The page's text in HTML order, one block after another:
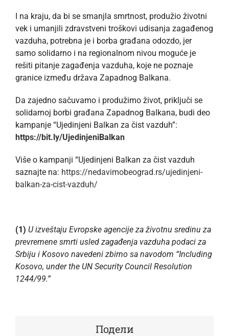
I na kraju, da bi se smanjla smrtnost, produžio životni
vek i umanjili zdravstveni troškovi udisanja zagađenog
vazduha, potrebna je i borba građana odozdo, jer
samo solidarno i na regionalnom nivou moguće je
rešiti pitanje zagađenja vazduha, koje ne poznaje
granice između država Zapadnog Balkana.
Da zajedno sačuvamo i produžimo život, priključi se
solidarnoj borbi građana Zapadnog Balkana, budi deo
kampanje “Ujedinjeni Balkan za čist vazduh”:
https://bit.ly/UjedinjeniBalkan
Više o kampanji “Ujedinjeni Balkan za čist vazduh
saznajte na: https://nedavimobeograd.rs/ujedinjeni-
balkan-za-cist-vazduh/
(1) U izveštaju Evropske agencije za životnu sredinu za
prevremene smrti usled zagađenja vazduha podaci za
Srbiju i Kosovo navedeni zbirno sa navodom “Including
Kosovo, under the UN Security Council Resolution
1244/99.”
Подели